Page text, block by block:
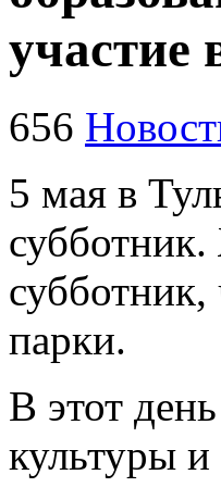
участие
656
5 мая в
парки.
В этот
культуры